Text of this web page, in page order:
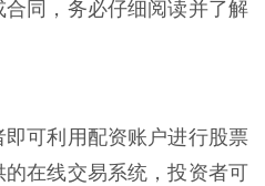
同，务必仔细阅读并了解
可利用配资账户进行股票
在线交易系统，投资者可